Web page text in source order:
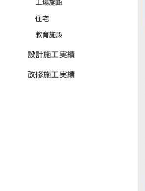
工場施設
住宅
教育施設
設計施工実績
改修施工実績